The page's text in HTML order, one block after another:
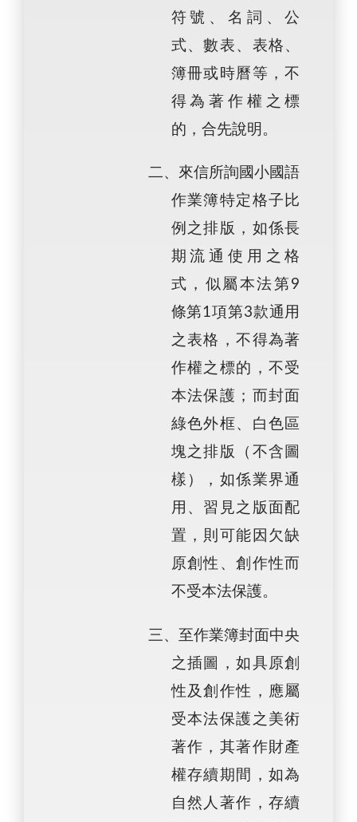
符號、名詞、公
式、數表、表格、
簿冊或時曆等，不
得為著作權之標
的，合先說明。
二、來信所詢國小國語
作業簿特定格子比
例之排版，如係長
期流通使用之格
式，似屬本法第9
條第1項第3款通用
之表格，不得為著
作權之標的，不受
本法保護；而封面
綠色外框、白色區
塊之排版（不含圖
樣），如係業界通
用、習見之版面配
置，則可能因欠缺
原創性、創作性而
不受本法保護。
三、至作業簿封面中央
之插圖，如具原創
性及創作性，應屬
受本法保護之美術
著作，其著作財產
權存續期間，如為
自然人著作，存續